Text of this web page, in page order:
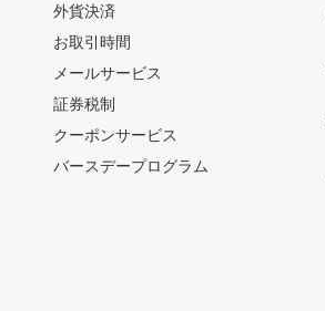
外貨決済
お取引時間
メールサービス
証券税制
クーポンサービス
バースデープログラム